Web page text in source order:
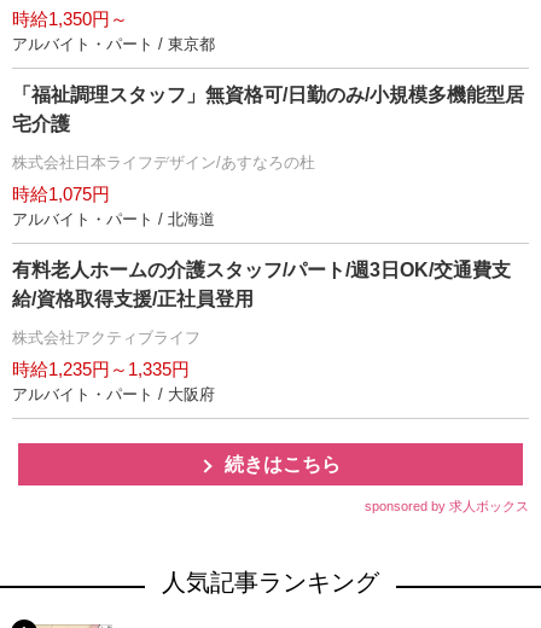
時給1,350円～
アルバイト・パート / 東京都
「福祉調理スタッフ」無資格可/日勤のみ/小規模多機能型居
宅介護
株式会社日本ライフデザイン/あすなろの杜
時給1,075円
アルバイト・パート / 北海道
有料老人ホームの介護スタッフ/パート/週3日OK/交通費支
給/資格取得支援/正社員登用
株式会社アクティブライフ
時給1,235円～1,335円
アルバイト・パート / 大阪府
続きはこちら
sponsored by 求人ボックス
人気記事ランキング